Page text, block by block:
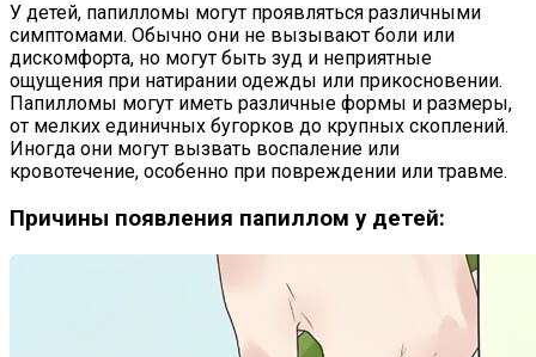
У детей, папилломы могут проявляться различными
симптомами. Обычно они не вызывают боли или
дискомфорта, но могут быть зуд и неприятные
ощущения при натирании одежды или прикосновении.
Папилломы могут иметь различные формы и размеры,
от мелких единичных бугорков до крупных скоплений.
Иногда они могут вызвать воспаление или
кровотечение, особенно при повреждении или травме.
Причины появления папиллом у детей: